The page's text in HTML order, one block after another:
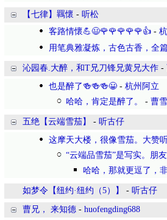
【七律】羈懷 - 听松
客路情懷💪😃🌹🌹🌹🌹🌹👍 -
用笔典雅凝炼，古色古香，全
沁园春.大醉，和T兄刀锋兄黄兄大作 -
也是醉了🍻🍻🍻😀 - 杭州阿立
哈哈，肯定是醉了。
- 曹
五绝【云端雪茄】 - 听古仔
这摩天大楼，很像雪茄。大赞
“云端品雪茄”是写实。朋
哈哈，那就更逗了，
如梦令【纽约·纽约（5）】 - 听古仔
曹兄， 来知德 - huofengding688